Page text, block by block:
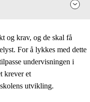
og krav, og de skal få
For å lykkes med dette
undervisningen i
krever et
utvikling.